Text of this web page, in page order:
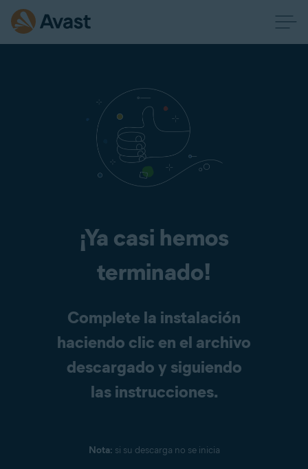
¡Ya casi hemos
terminado!
Complete la instalación
haciendo clic en el archivo
descargado y siguiendo
las instrucciones.
Nota: si su descarga no se inicia